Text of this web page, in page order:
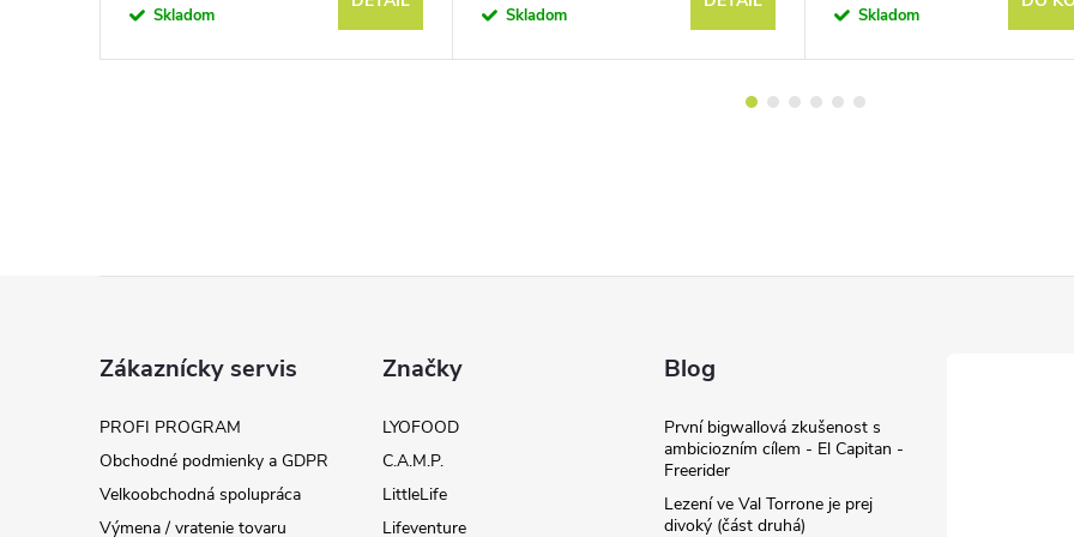
Skladom Skladom Skladom
Zákaznícky servis
PROFI PROGRAM
Obchodné podmienky a GDPR
Velkoobchodná spolupráca
Výmena / vratenie tovaru
Značky
LYOFOOD
C.A.M.P.
LittleLife
Lifeventure
Blog
První bigwallová zkušenost s
ambiciozním cílem - El Capitan -
Freerider
Lezení ve Val Torrone je prej
divoký (část druhá)